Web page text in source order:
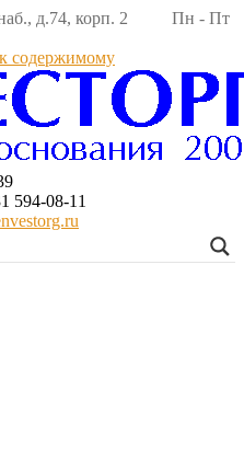
наб., д.74, корп. 2 Пн - Пт
содержимому
594-08-11